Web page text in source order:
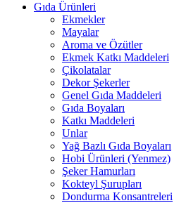
Gıda Ürünleri
Ekmekler
Mayalar
Aroma ve Özütler
Ekmek Katkı Maddeleri
Çikolatalar
Dekor Şekerler
Genel Gıda Maddeleri
Gıda Boyaları
Katkı Maddeleri
Unlar
Yağ Bazlı Gıda Boyaları
Hobi Ürünleri (Yenmez)
Şeker Hamurları
Kokteyl Şurupları
Dondurma Konsantreleri